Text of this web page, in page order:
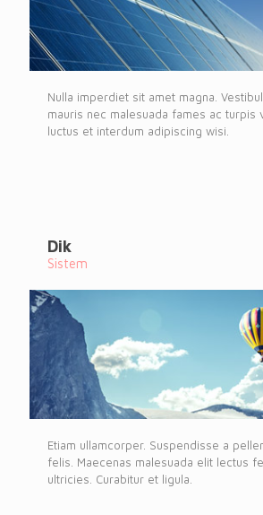
Nulla imperdiet sit amet magna.
mauris nec malesuada fames ac turpis
luctus et interdum adipiscing wisi.
Dik
Sistem
Etiam ullamcorper. Suspendisse a
felis. Maecenas malesuada elit lectus
ultricies. Curabitur et ligula.